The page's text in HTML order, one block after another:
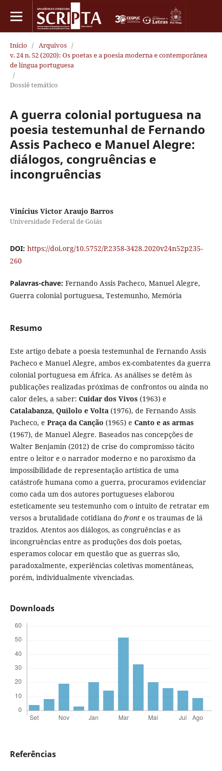
Início / Arquivos /
v. 24 n. 52 (2020): Os poetas e a poesia moderna e contemporânea
de língua portuguesa
/
Dossiê temático
A guerra colonial portuguesa na
poesia testemunhal de Fernando
Assis Pacheco e Manuel Alegre:
diálogos, congruências e
incongruências
Vinícius Victor Araujo Barros
Universidade Federal de Goiás
DOI: https://doi.org/10.5752/P.2358-3428.2020v24n52p235-
260
Palavras-chave: Fernando Assis Pacheco, Manuel Alegre,
Guerra colonial portuguesa, Testemunho, Memória
Resumo
Este artigo debate a poesia testemunhal de Fernando Assis
Pacheco e Manuel Alegre, ambos ex-combatentes da guerra
colonial portuguesa em África. As análises se detêm às
publicações realizadas próximas de confrontos ou ainda no
calor deles, a saber: Cuidar dos Vivos(1963) e
Catalabanza, Quilolo e Volta(1976), de Fernando Assis
Pacheco, e Praça da Canção (1965) e Canto e as armas
(1967), de Manuel Alegre. Baseados nas concepções de
Walter Benjamin (2012) de crise do compromisso tácito
entre o leitor e o narrador moderno e no paroxismo da
impossibilidade de representação artística de uma
catástrofe humana como a guerra, procuramos evidenciar
como cada um dos autores portugueses elaborou
esteticamente seu testemunho com o intuito de retratar em
versos a brutalidade cotidiana do fronte os traumas de lá
trazidos. Atentos aos diálogos, as congruências e as
incongruências entre as produções dos dois poetas,
esperamos colocar em questão que as guerras são,
paradoxalmente, experiências coletivas momentâneas,
porém, individualmente vivenciadas.
Downloads
Referências